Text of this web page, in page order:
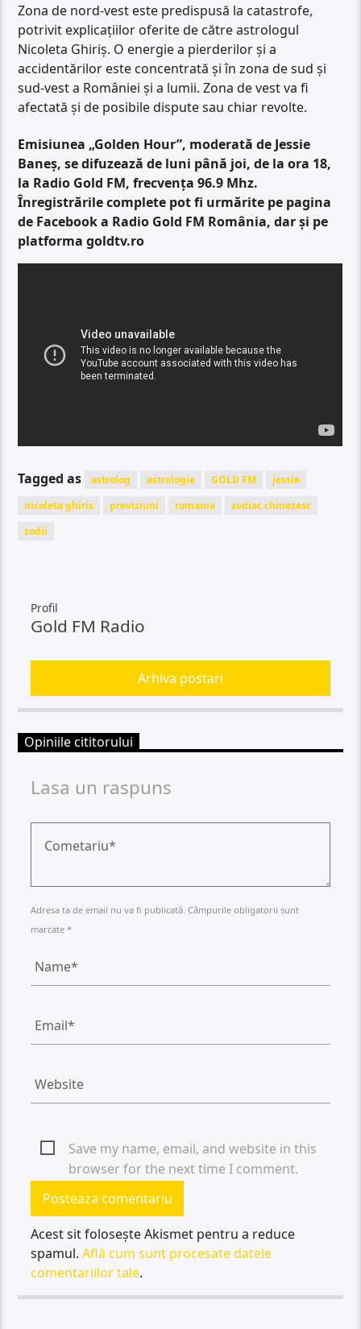
Zona de nord-vest este predispusă la catastrofe,
potrivit explicațiilor oferite de către astrologul
Nicoleta Ghiriș. O energie a pierderilor și a
accidentărilor este concentrată și în zona de sud și
sud-vest a României și a lumii. Zona de vest va fi
afectată și de posibile dispute sau chiar revolte.
Emisiunea „Golden Hour”, moderată de Jessie
Baneș, se difuzează de luni până joi, de la ora 18,
la Radio Gold FM, frecvența 96.9 Mhz.
Înregistrările complete pot fi urmărite pe pagina
de Facebook a Radio Gold FM România, dar și pe
platforma goldtv.ro
Tagged as astrolog astrologie GOLD FM
jessie
nicoleta ghiris
previziuni romania
zodiac chinezesc
zodii
Profil
Gold FM Radio
Arhiva postari
Opiniile cititorului
Lasa un raspuns
Adresa ta de email nu va fi publicată. Câmpurile obligatorii sunt
marcate *
Save my name, email, and website in this
browser for the next time I comment.
Acest sit folosește Akismet pentru a reduce
spamul.Află cum sunt procesate datele
comentariilor tale.